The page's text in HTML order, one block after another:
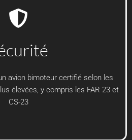
avion bimoteur certifié selon les
élevées, y compris les FAR 23 et
CS-23